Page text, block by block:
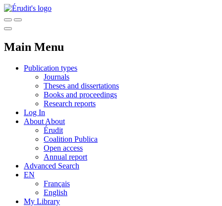
Main Menu
Publication types
Journals
Theses and dissertations
Books and proceedings
Research reports
Log In
About About
Érudit
Coalition Publica
Open access
Annual report
Advanced Search
EN
Français
English
My Library